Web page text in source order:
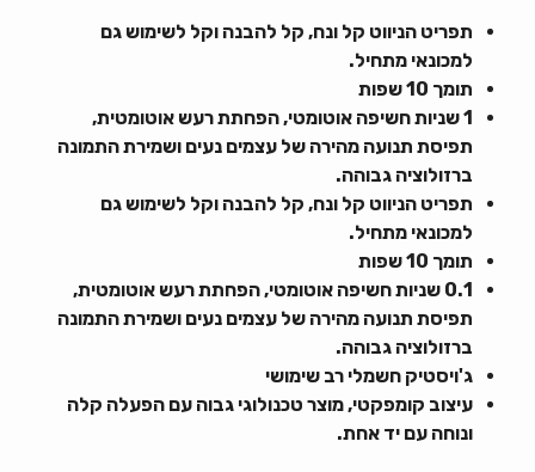
תפריט הניווט קל ונח, קל להבנה וקל לשימוש גם
למכונאי מתחיל.
תומך 10 שפות
1 שניות חשיפה אוטומטי, הפחתת רעש אוטומטית,
תפיסת תנועה מהירה של עצמים נעים ושמירת התמונה
ברזולוציה גבוהה.
תפריט הניווט קל ונח, קל להבנה וקל לשימוש גם
למכונאי מתחיל.
תומך 10 שפות
0.1 שניות חשיפה אוטומטי, הפחתת רעש אוטומטית,
תפיסת תנועה מהירה של עצמים נעים ושמירת התמונה
ברזולוציה גבוהה.
ג'ויסטיק חשמלי רב שימושי
עיצוב קומפקטי, מוצר טכנולוגי גבוה עם הפעלה קלה
ונוחה עם יד אחת.